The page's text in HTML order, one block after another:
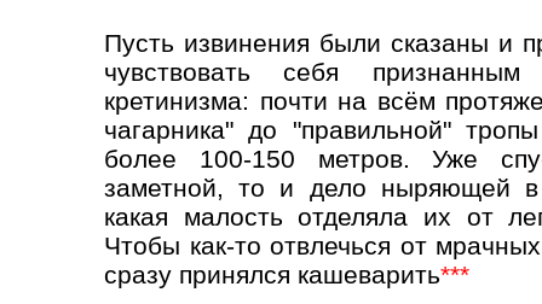
Пусть извинения были сказаны и
чувствовать себя признанным
кретинизма: почти на всём
чагарника" до "правильной"
более 100-150 метров. Уже
заметной, то и дело ныряющей
какая малость отделяла их от
Чтобы как-то отвлечься от
сразу принялся кашеварить***